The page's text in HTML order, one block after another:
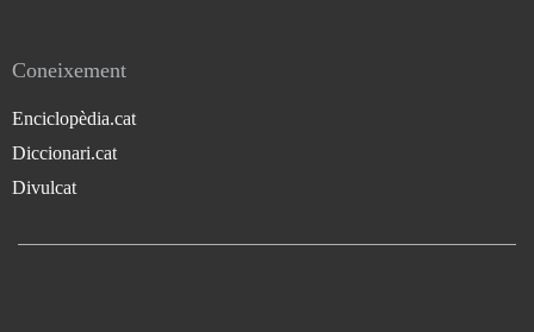
Coneixement
Enciclopèdia.cat
Diccionari.cat
Divulcat